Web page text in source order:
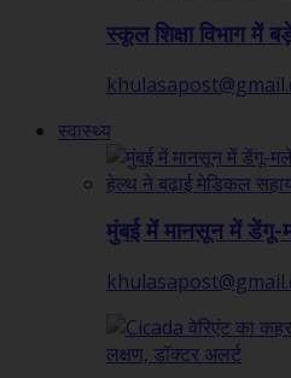
स्कूल शिक्षा विभाग में
स्वास्थ्य
मुंबई में मानसून में डेंगू-